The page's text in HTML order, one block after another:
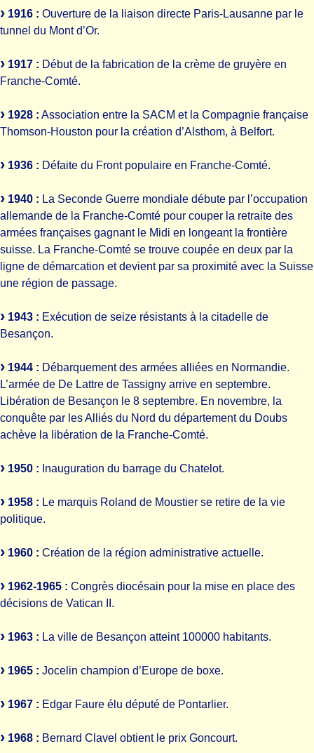
1916 : Ouverture de la liaison directe Paris-Lausanne par le
tunnel du Mont d’Or.
1917 : Début de la fabrication de la crème de gruyère en
Franche-Comté.
1928 : Association entre la SACM et la Compagnie française
Thomson-Houston pour la création d’Alsthom, à Belfort.
1936 : Défaite du Front populaire en Franche-Comté.
1940 : La Seconde Guerre mondiale débute par l’occupation
allemande de la Franche-Comté pour couper la retraite des
armées françaises gagnant le Midi en longeant la frontière
suisse. La Franche-Comté se trouve coupée en deux par la
ligne de démarcation et devient par sa proximité avec la Suisse
une région de passage.
1943 : Exécution de seize résistants à la citadelle de
Besançon.
1944 : Débarquement des armées alliées en Normandie.
L’armée de De Lattre de Tassigny arrive en septembre.
Libération de Besançon le 8 septembre. En novembre, la
conquête par les Alliés du Nord du département du Doubs
achève la libération de la Franche-Comté.
1950 : Inauguration du barrage du Chatelot.
1958 : Le marquis Roland de Moustier se retire de la vie
politique.
1960 : Création de la région administrative actuelle.
1962-1965 : Congrès diocésain pour la mise en place des
décisions de Vatican II.
1963 : La ville de Besançon atteint 100000 habitants.
1965 : Jocelin champion d’Europe de boxe.
1967 : Edgar Faure élu député de Pontarlier.
1968 : Bernard Clavel obtient le prix Goncourt.